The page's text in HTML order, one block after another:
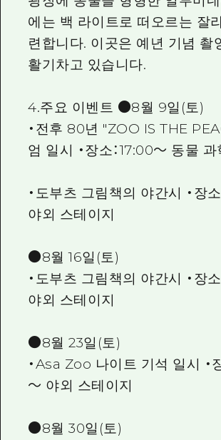
에는 백 라이트로 떠오르는 잘
련합니다. 이곳은 예년 기념 촬
활기차고 있습니다.
4.주요 이벤트 ●8월 9일(토)
・전후 80년 "ZOO IS THE
엄 일시 ・장소：17:00～ 동물
・도부츠 그림책의 야간시 ・장
야외 스테이지
●8월 16일(토)
・도부츠 그림책의 야간시 ・장
야외 스테이지
●8월 23일(토)
・Asa Zoo 나이트 기석 일시 ・
～ 야외 스테이지
●8월 30일(토)